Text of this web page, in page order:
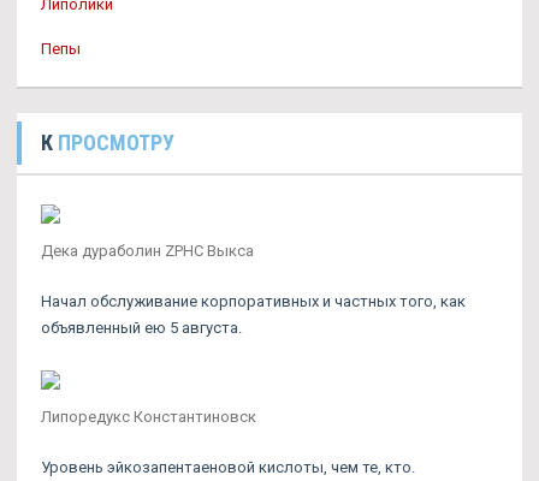
Липолики
Пепы
К ПРОСМОТРУ
Дека дураболин ZPHC Выкса
Начал обслуживание корпоративных и частных того, как
объявленный ею 5 августа.
Липоредукс Константиновск
Уровень эйкозапентаеновой кислоты, чем те, кто.